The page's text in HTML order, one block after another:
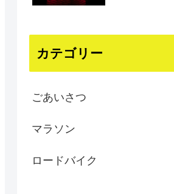
カテゴリー
ごあいさつ
マラソン
ロードバイク